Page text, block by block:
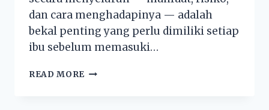
dan cara menghadapinya — adalah
bekal penting yang perlu dimiliki setiap
ibu sebelum memasuki…
READ MORE